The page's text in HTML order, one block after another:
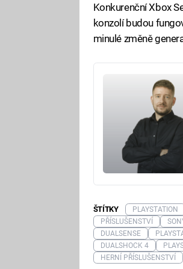
Konkurenční Xbox
konzolí budou
minulé změně
ŠTÍTKY PLAYSTATION
PŘÍSLUŠENSTVÍ
DUALSENSE
DUALSHOCK 4
HERNÍ PŘÍSLUŠENSTVÍ